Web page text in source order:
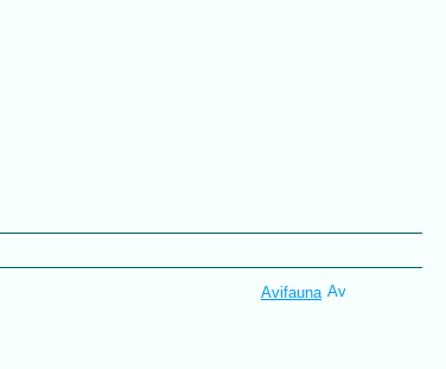
Avifauna